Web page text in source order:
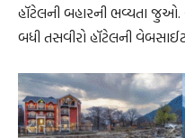
હૉટેલની બહારની ભવ્યતા
બધી તસવીરો હૉટેલની